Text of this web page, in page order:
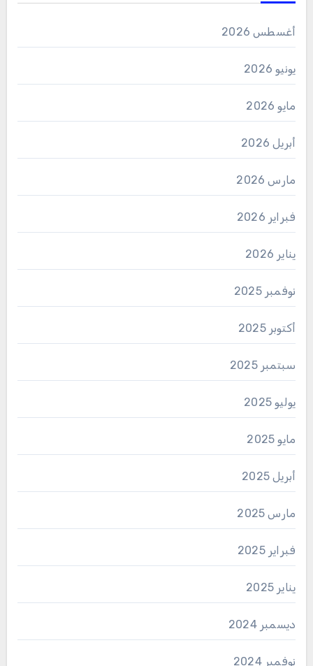
أغسطس 2026
يونيو 2026
مايو 2026
أبريل 2026
مارس 2026
فبراير 2026
يناير 2026
نوفمبر 2025
أكتوبر 2025
سبتمبر 2025
يوليو 2025
مايو 2025
أبريل 2025
مارس 2025
فبراير 2025
يناير 2025
ديسمبر 2024
نوفمبر 2024